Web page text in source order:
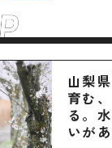
山梨
育む
る。
いがあ